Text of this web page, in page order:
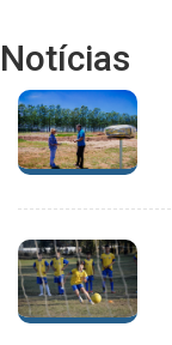
Notícias